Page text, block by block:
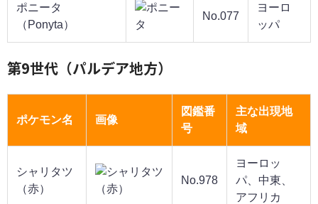
ポニータ
（Ponyta）
No.077
ヨーロ
ッパ
第9世代（パルデア地方）
ポケモン名 画像
図鑑番
号
主な出現地
域
シャリタツ
（赤）
No.978
ヨーロッ
パ、中東、
アフリカ